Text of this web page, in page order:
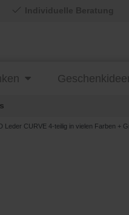
Leder CURVE 4-teilig in vielen Farben +